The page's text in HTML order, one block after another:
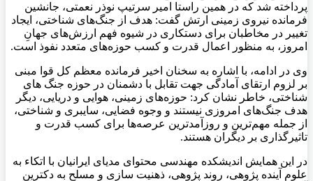
پرداخته شد که در همین راستا امیر سرتیپ نوذر نعمتی، جانشین
فرمانده نیروی زمینی ارتش گفت: هدف از جنگ‌های شناختی، ایجاد
تغییر در مخاطبان برای دستکاری در شیوه فهم ارزش‌های جهانِ
امروز، به منظور اعمال قدرت و کسب حوزه‌های متعدد نفوذ است.
وی در ادامه، با اشاره به سخنان اخیر فرمانده معظم کل قوا مبنی
بر لزوم ارتقای آمادگی‌ جهت تقابل با دشمنان در حوزه جنگ ‌های
شناختی، خاطر نشان کرد: حوزه‌های زمینی، هوایی و دریایی، دیگر
هدف جنگ‌های امروزی نیستند و وجوه فضایی، سایبری و شناختی،
از جمله مهم‌ترین و روزآمدترین عرصه‌ها برای کسب قدرت و
تاثیرگذاری بر دیگران هستند.
در این همایش اندیشکده مهندسی محتوای مدیای ایرانیان با اتکاء به
علوم آینده پژوهی، روند پژوهی، ذهنیت سازی و مسلح به دکترین